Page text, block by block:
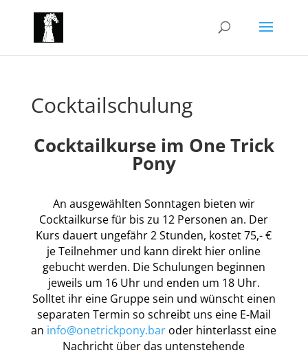
Cocktailschulung
Cocktailkurse im One Trick
Pony
An ausgewählten Sonntagen bieten wir
Cocktailkurse für bis zu 12 Personen an. Der
Kurs dauert ungefähr 2 Stunden, kostet 75,- €
je Teilnehmer und kann direkt hier online
gebucht werden. Die Schulungen beginnen
jeweils um 16 Uhr und enden um 18 Uhr.
Solltet ihr eine Gruppe sein und wünscht einen
separaten Termin so schreibt uns eine E-Mail
an info@onetrickpony.bar oder hinterlasst eine
Nachricht über das untenstehende